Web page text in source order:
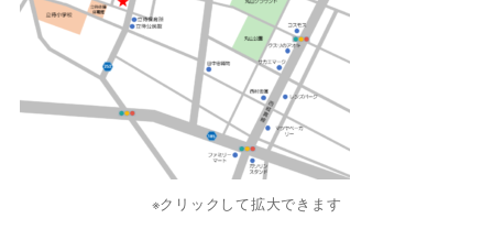
※クリックして拡大できます